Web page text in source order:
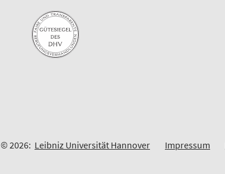
© 2026: Leibniz Universität Hannover Impressum